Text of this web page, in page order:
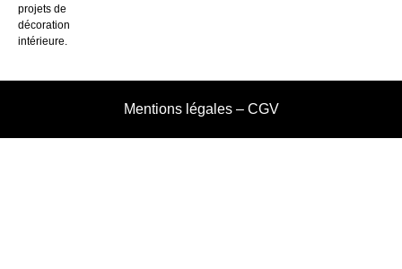
projets de
décoration
intérieure.
Mentions légales– CGV